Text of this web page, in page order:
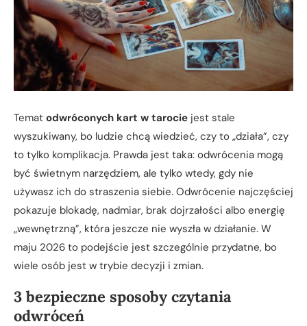
Temat odwróconych kart w tarocie jest stale
wyszukiwany, bo ludzie chcą wiedzieć, czy to „działa”, czy
to tylko komplikacja. Prawda jest taka: odwrócenia mogą
być świetnym narzędziem, ale tylko wtedy, gdy nie
używasz ich do straszenia siebie. Odwrócenie najczęściej
pokazuje blokadę, nadmiar, brak dojrzałości albo energię
„wewnętrzną”, która jeszcze nie wyszła w działanie. W
maju 2026 to podejście jest szczególnie przydatne, bo
wiele osób jest w trybie decyzji i zmian.
3 bezpieczne sposoby czytania
odwróceń